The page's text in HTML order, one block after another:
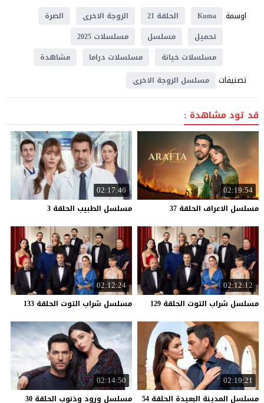
اوسمة
Kuma الحلقة 21 الزوجة الاخرى
الضرة
تحميل
مسلسل
مسلسلات 2025
مسلسلات خيانة
مسلسلات دراما مشاهدة
تصنيفات مسلسل الزوجة الاخرى
قد تود مشاهدة :
02:19:54
مسلسل الاعراف الحلقة 37
02:17:46
مسلسل الطبيب الحلقة 3
02:12:12
مسلسل شراب التوت الحلقة 129
02:12:24
مسلسل شراب التوت الحلقة 133
02:19:21
مسلسل المدينة البعيدة الحلقة 54
02:14:50
مسلسل ورود وذنوب الحلقة 30